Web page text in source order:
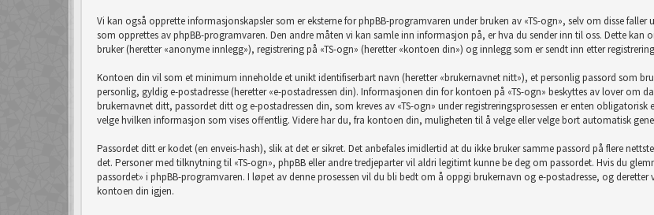
Vi kan også opprette informasjonskapsler som er eksterne for phpBB-programvaren under bruken av «TS-ogn», selv om disse
som opprettes av phpBB-programvaren. Den andre måten vi kan samle inn informasjon på, er hva du sender inn til oss. Dette
bruker (heretter «anonyme innlegg»), registrering på «TS-ogn» (heretter «kontoen din») og innlegg som er sendt inn etter
Kontoen din vil som et minimum inneholde et unikt identifiserbart navn (heretter «brukernavnet nitt»), et personlig passord som
personlig, gyldig e-postadresse (heretter «e-postadressen din). Informasjonen din for kontoen på «TS-ogn» beskyttes av lover om
brukernavnet ditt, passordet ditt og e-postadressen din, som kreves av «TS-ogn» under registreringsprosessen er enten
velge hvilken informasjon som vises offentlig. Videre har du, fra kontoen din, muligheten til å velge eller velge bort automatisk
Passordet ditt er kodet (en enveis-hash), slik at det er sikret. Det anbefales imidlertid at du ikke bruker samme passord på flere
det. Personer med tilknytning til «TS-ogn», phpBB eller andre tredjeparter vil aldri legitimt kunne be deg om passordet. Hvis du
passordet» i phpBB-programvaren. I løpet av denne prosessen vil du bli bedt om å oppgi brukernavn og e-postadresse, og
kontoen din igjen.